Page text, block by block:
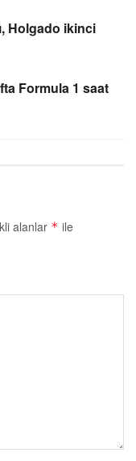
Holgado ikinci
Formula 1 saat
alanlar * ile